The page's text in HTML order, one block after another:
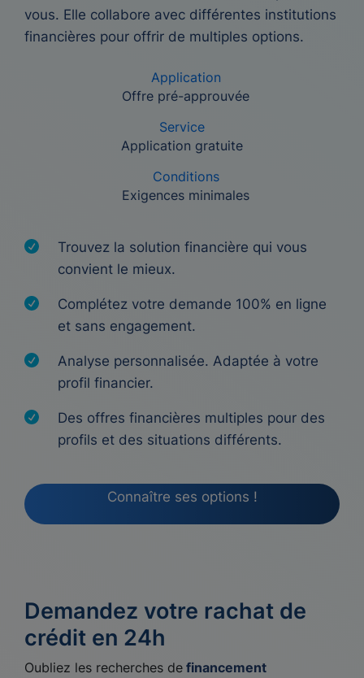
vous. Elle collabore avec différentes institutions
financières pour offrir de multiples options.
Application
Offre pré-approuvée
Service
Application gratuite
Conditions
Exigences minimales
Trouvez la solution financière qui vous
convient le mieux.
Complétez votre demande 100% en ligne
et sans engagement.
Analyse personnalisée. Adaptée à votre
profil financier.
Des offres financières multiples pour des
profils et des situations différents.
Connaître ses options !
Demandez votre rachat de
crédit en 24h
Oubliez les recherches de financement